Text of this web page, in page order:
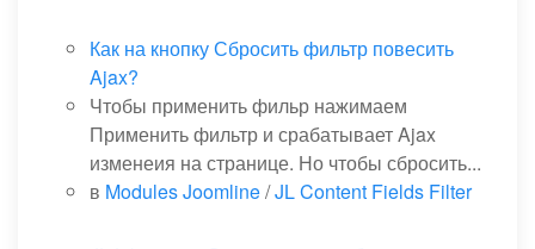
Как на кнопку Сбросить фильтр повесить
Ajax?
Чтобы применить фильр нажимаем
Применить фильтр и срабатывает Ajax
изменеия на странице. Но чтобы сбросить...
в Modules Joomline/JL Content Fields Filter